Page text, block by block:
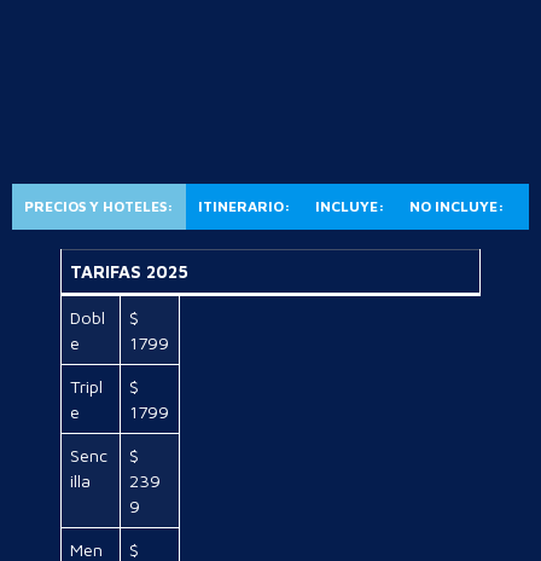
PRECIOS Y HOTELES: ITINERARIO: INCLUYE: NO INCLUYE:
TARIFAS 2025
Dobl
e
$
1799
Tripl
e
$
1799
Senc
illa
$
239
9
Men
$